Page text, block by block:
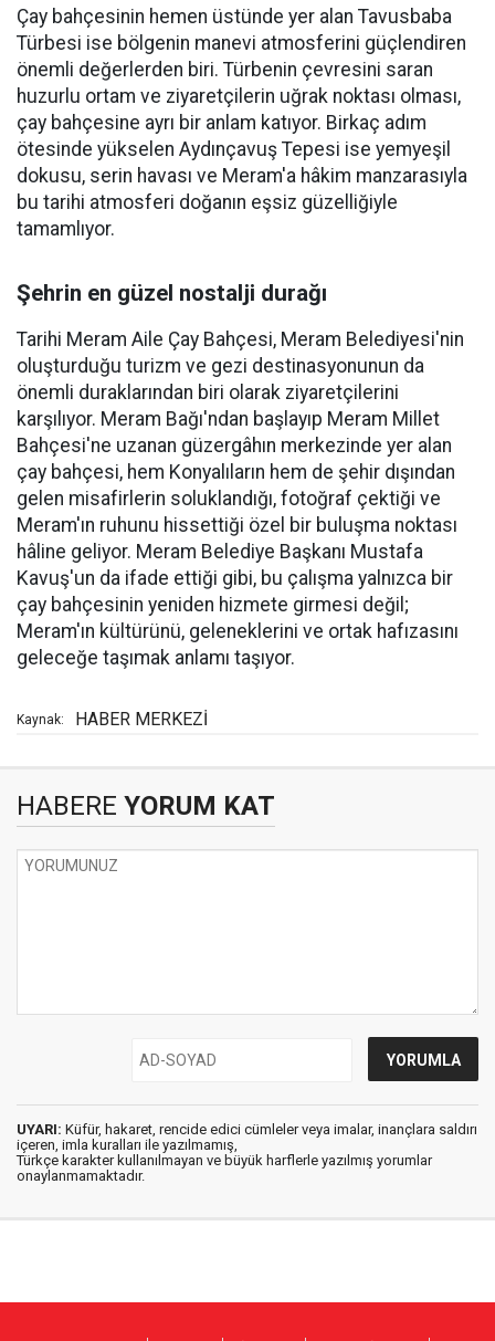
Çay bahçesinin hemen üstünde yer alan Tavusbaba
Türbesi ise bölgenin manevi atmosferini güçlendiren
önemli değerlerden biri. Türbenin çevresini saran
huzurlu ortam ve ziyaretçilerin uğrak noktası olması,
çay bahçesine ayrı bir anlam katıyor. Birkaç adım
ötesinde yükselen Aydınçavuş Tepesi ise yemyeşil
dokusu, serin havası ve Meram'a hâkim manzarasıyla
bu tarihi atmosferi doğanın eşsiz güzelliğiyle
tamamlıyor.
Şehrin en güzel nostalji durağı
Tarihi Meram Aile Çay Bahçesi, Meram Belediyesi'nin
oluşturduğu turizm ve gezi destinasyonunun da
önemli duraklarından biri olarak ziyaretçilerini
karşılıyor. Meram Bağı'ndan başlayıp Meram Millet
Bahçesi'ne uzanan güzergâhın merkezinde yer alan
çay bahçesi, hem Konyalıların hem de şehir dışından
gelen misafirlerin soluklandığı, fotoğraf çektiği ve
Meram'ın ruhunu hissettiği özel bir buluşma noktası
hâline geliyor. Meram Belediye Başkanı Mustafa
Kavuş'un da ifade ettiği gibi, bu çalışma yalnızca bir
çay bahçesinin yeniden hizmete girmesi değil;
Meram'ın kültürünü, geleneklerini ve ortak hafızasını
geleceğe taşımak anlamı taşıyor.
Kaynak: HABER MERKEZİ
HABERE YORUM KAT
UYARI: Küfür, hakaret, rencide edici cümleler veya imalar, inançlara saldırı
içeren, imla kuralları ile yazılmamış,
Türkçe karakter kullanılmayan ve büyük harflerle yazılmış yorumlar
onaylanmamaktadır.